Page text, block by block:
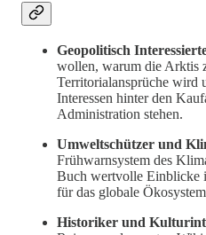
Geopolitisch
wollen, warum die Arktis
Territorialansprüche wird
Interessen hinter den
Administration stehen.
Umweltschützer und
Frühwarnsystem des
Buch wertvolle Einblicke
für das globale
Historiker und